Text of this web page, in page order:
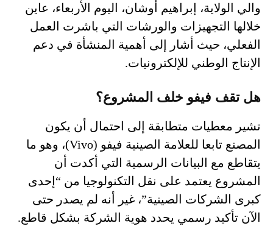
والي الولاية، إبراهيم أوشان، اليوم الأربعاء، عاين
خلالها التجهيزات والورشات التي باشرت العمل
الفعلي، حيث أشار إلى أهمية المنشأة في دعم
الإنتاج الوطني للإلكترونيات.
هل تقف فيفو خلف المشروع؟
تشير معطيات متطابقة إلى احتمال أن يكون
المصنع تابعا للعلامة الصينية فيفو (Vivo)، وهو ما
يتقاطع مع البيانات الرسمية التي أكدت أن
المشروع يعتمد على نقل التكنولوجيا من “إحدى
كبرى الشركات الصينية”، غير أنه لم يصدر حتى
الآن تأكيد رسمي يحدد هوية الشركة بشكل قاطع.